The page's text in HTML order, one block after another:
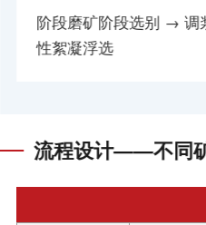
阶段磨矿阶段选别 →
性絮凝浮选
流程设计——不同